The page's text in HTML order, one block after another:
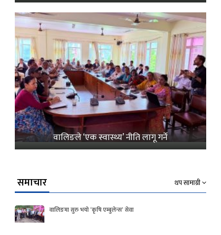
वालिङले ‘एक स्वास्थ्य’ नीति लागू गर्ने
समाचार थप सामाग्री
वालिङमा सुरु भयो ‘कृषि एम्बुलेन्स’ सेवा